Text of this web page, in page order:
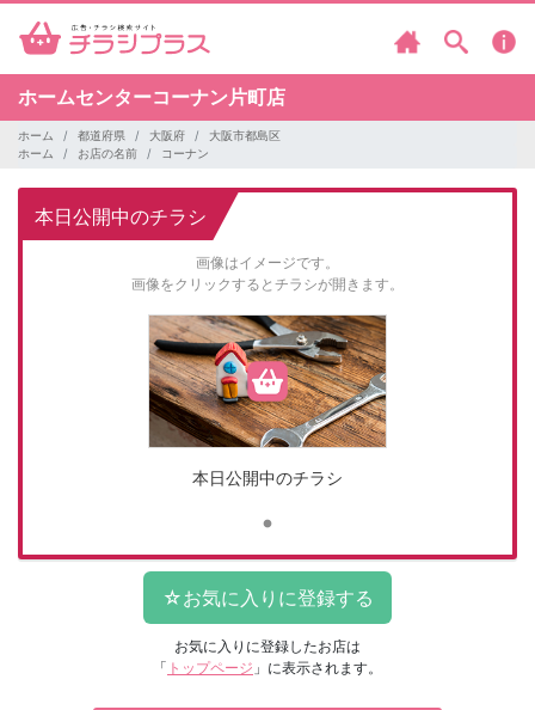
ホームセンターコーナン片町店
ホーム 都道府県 大阪府
大阪市都島区
ホーム
お店の名前 コーナン
本日公開中のチラシ
画像はイメージです。
画像をクリックするとチラシが開きます。
本日公開中のチラシ
お気に入りに登録したお店は
「 トップページ 」に表示されます。